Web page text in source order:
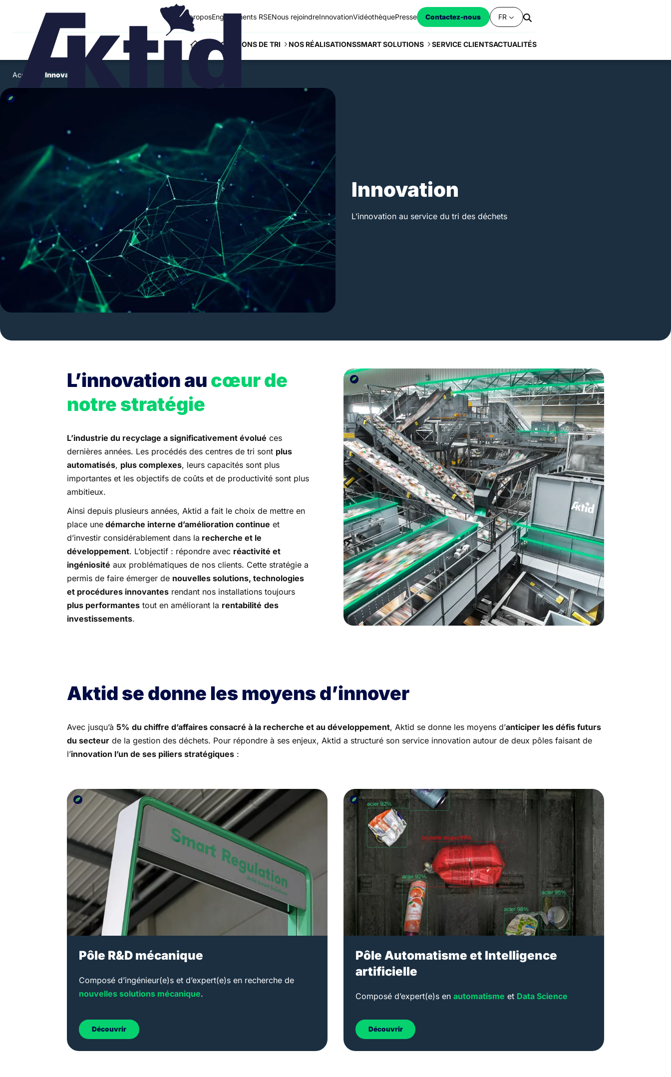
NOS SOLUTIONS DE TRI NOS RÉALISATIONSSMART SOLUTIONS SERVICE CLIENTSACTUALITÉS
A proposEngagements RSENous rejoindreInnovationVidéothèquePresse Contactez-nous FR
Accueil Innovation
Innovation
L’innovation au service du tri des déchets
L’innovation au cœur de
notre stratégie
L’industrie du recyclage a significativement évolué ces
dernières années. Les procédés des centres de tri sont plus
automatisés, plus complexes, leurs capacités sont plus
importantes et les objectifs de coûts et de productivité sont plus
ambitieux.
Ainsi depuis plusieurs années, Aktid a fait le choix de mettre en
place une démarche interne d’amélioration continue et
d’investir considérablement dans la recherche et le
développement. L’objectif : répondre avec réactivité et
ingéniosité aux problématiques de nos clients. Cette stratégie a
permis de faire émerger de nouvelles solutions, technologies
et procédures innovantes rendant nos installations toujours
plus performantes tout en améliorant la rentabilité des
investissements.
Aktid se donne les moyens d’innover
Avec jusqu’à5% du chiffre d’affaires consacré à la recherche et au développement, Aktid se donne les moyens d’anticiper les défis futurs
du secteur de la gestion des déchets. Pour répondre à ses enjeux, Aktid a structuré son service innovation autour de deux pôles faisant de
l’innovation l’un de ses piliers stratégiques :
Pôle R&D mécanique
Composé d’ingénieur(e)s et d’expert(e)s en recherche de
nouvelles solutions mécanique.
Découvrir
Pôle Automatisme et Intelligence
artificielle
Composé d’expert(e)s en automatisme et Data Science
Découvrir